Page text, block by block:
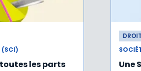
(SCI)
les parts
Une